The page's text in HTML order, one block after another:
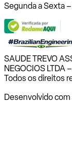
Segunda a Sexta
SAUDE TREVO
NEGOCIOS
Todos os direitos
Desenvolvido